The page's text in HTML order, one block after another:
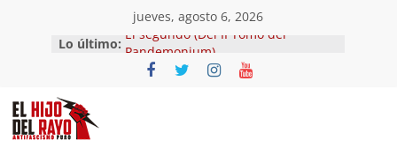
contenido
jueves, agosto 6, 2026
Lo último: El segundo (Del II Tomo del
Pandemonium)
Ave fénix